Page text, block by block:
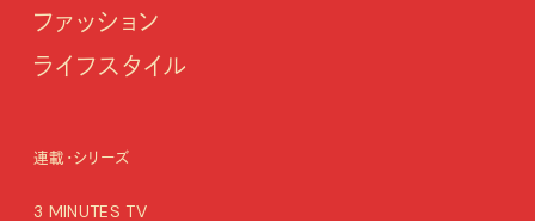
ファッション
ライフスタイル
連載・シリーズ
3 MINUTES TV